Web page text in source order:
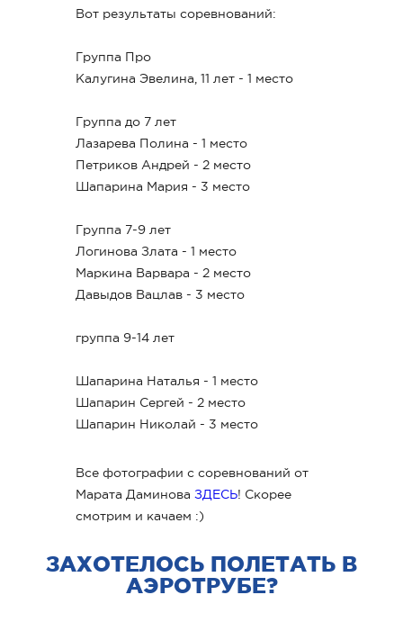
Вот результаты соревнований:
Группа Про
Калугина Эвелина, 11 лет - 1 место
Группа до 7 лет
Лазарева Полина - 1 место
Петриков Андрей - 2 место
Шапарина Мария - 3 место
Группа 7-9 лет
Логинова Злата - 1 место
Маркина Варвара - 2 место
Давыдов Вацлав - 3 место
группа 9-14 лет
Шапарина Наталья - 1 место
Шапарин Сергей - 2 место
Шапарин Николай - 3 место
Все фотографии с соревнований от
Марата Даминова ЗДЕСЬ! Скорее
смотрим и качаем :)
ЗАХОТЕЛОСЬ ПОЛЕТАТЬ В
АЭРОТРУБЕ?